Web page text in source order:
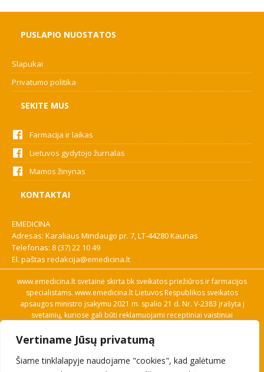
Vertiname Jūsų privatumą
Šiame tinklalapyje naudojame "cookies", kad galėtume
PUSLAPIO NUOSTATOS
Slapukai
Privatumo politika
SEKITE MUS
Farmacija ir laikas
Lietuvos gydytojo žurnalas
Mamos žinynas
KONTAKTAI
EMEDICINA
Adresas: Karaliaus Mindaugo pr. 7, LT-44280 Kaunas
Telefonas: 8 (37) 22 10 49
El. paštas redakcija@emedicina.lt
www.emedicina.lt svetainė skirta tik sveikatos priežiūros ir farmacijos
specialistams. www.emedicina.lt Lietuvos Respublikos sveikatos
apsaugos ministro įsakymu 2021 m. spalio 21 d. Nr. V-2383 įrašyta į
svetainių, kuriose gali būti reklamuojami receptiniai vaistiniai
savo profesinę kvalifikaciją. Naudingos nuorodos: Vaistų ir medicinos
pagalbos priemonių kainų paieška, VVKT tinklalapis, Sveikatos
priežiūros ar farmacijos specialisto pranešimo apie įtariamą